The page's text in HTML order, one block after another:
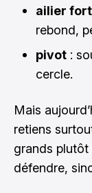
ailier fort
rebond,
pivot :
cercle.
Mais
retiens
grands
défendre,